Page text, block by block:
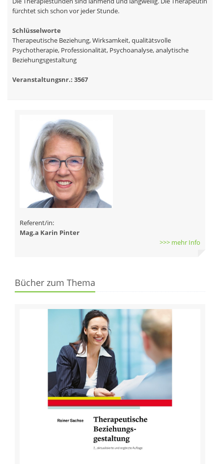
fürchtet sich schon vor jeder Stunde.
Schlüsselworte
Therapeutische Beziehung, Wirksamkeit, qualitätsvolle
Psychotherapie, Professionalität, Psychoanalyse, analytische
Beziehungsgestaltung
Veranstaltungsnr.: 3567
Referent/in:
Mag.a Karin Pinter
>>> mehr Info
Bücher zum Thema